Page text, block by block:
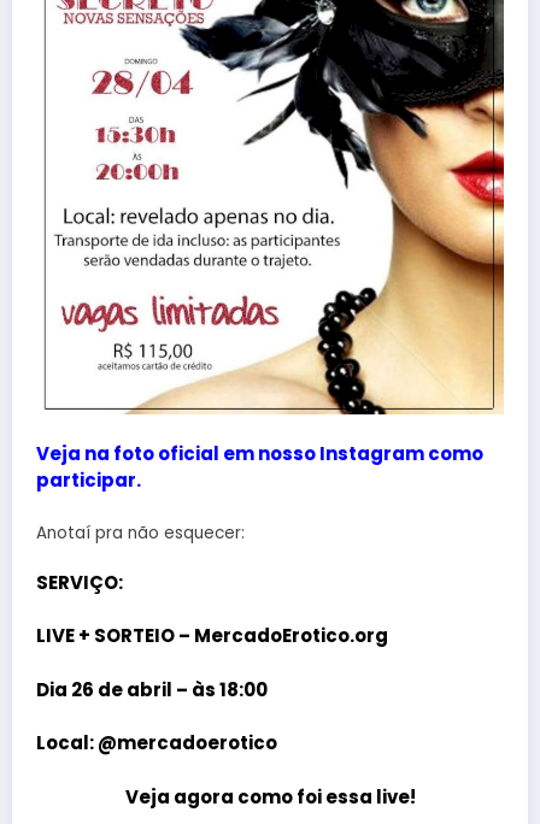
Veja na foto oficial em nosso Instagram como
participar.
Anotaí pra não esquecer:
SERVIÇO:
LIVE + SORTEIO – MercadoErotico.org
Dia 26 de abril – às 18:00
Local: @mercadoerotico
Veja agora como foi essa live!